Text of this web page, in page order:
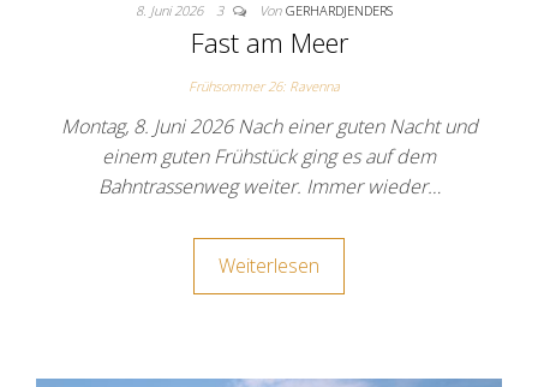
8. Juni 2026 3 Von GERHARDJENDERS
Fast am Meer
Frühsommer 26: Ravenna
Montag, 8. Juni 2026 Nach einer guten Nacht und
einem guten Frühstück ging es auf dem
Bahntrassenweg weiter. Immer wieder…
Weiterlesen